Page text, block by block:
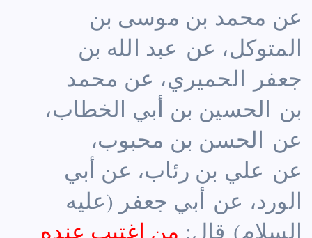
عن محمد بن موسى بن
المتوكل، عن عبد الله بن
جعفر الحميري، عن محمد
بن الحسين بن أبي الخطاب،
عن الحسن بن محبوب،
عن علي بن رئاب، عن أبي
الورد، عن أبي جعفر (عليه
السلام) قال: من اغتيب عنده